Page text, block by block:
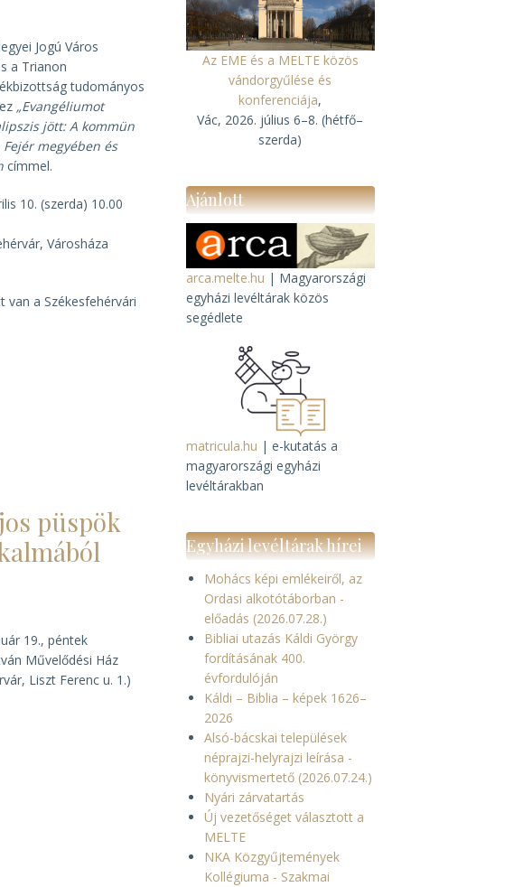
Jogú Város
a Trianon
tudományos
„Evangéliumot
jött: A kommün
megyében és
címmel.
10. (szerda) 10.00
Városháza
a Székesfehérvári
püspök
19., péntek
Művelődési Ház
Liszt Ferenc u. 1.)
Az EME és a MELTE közös
vándorgyűlése és
konferenciája,
Vác, 2026. július 6–8. (hétfő–
szerda)
Ajánlott
arca.melte.hu | Magyarországi
egyházi levéltárak közös
segédlete
matricula.hu | e-kutatás a
magyarországi egyházi
levéltárakban
Egyházi levéltárak hírei
Mohács képi emlékeiről, az
Ordasi alkotótáborban -
előadás (2026.07.28.)
Bibliai utazás Káldi György
fordításának 400.
évfordulóján
Káldi – Biblia – képek 1626–
2026
Alsó-bácskai települések
néprajzi-helyrajzi leírása -
könyvismertető (2026.07.24.)
Nyári zárvatartás
Új vezetőséget választott a
MELTE
NKA Közgyűjtemények
Kollégiuma - Szakmai